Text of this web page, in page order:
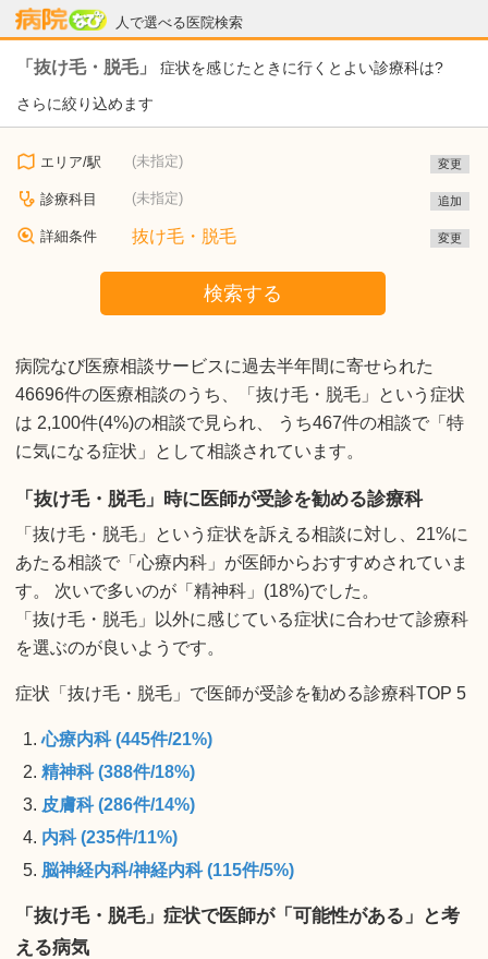
人で選べる医院検索
病院なび
「抜け毛・脱毛」 症状を感じたときに行くとよい診療科は?
さらに絞り込めます
エリア/駅 (未指定) 変更
診療科目 (未指定) 追加
詳細条件 抜け毛・脱毛 変更
検索する
病院なび医療相談サービスに過去半年間に寄せられた
46696件の医療相談のうち、「抜け毛・脱毛」という症状
は 2,100件(4%)の相談で見られ、 うち467件の相談で「特
に気になる症状」として相談されています。
「抜け毛・脱毛」時に医師が受診を勧める診療科
「抜け毛・脱毛」という症状を訴える相談に対し、21%に
あたる相談で「心療内科」が医師からおすすめされていま
す。 次いで多いのが「精神科」(18%)でした。
「抜け毛・脱毛」以外に感じている症状に合わせて診療科
を選ぶのが良いようです。
症状「抜け毛・脱毛」で医師が受診を勧める診療科TOP 5
心療内科 (445件/21%)
精神科 (388件/18%)
皮膚科 (286件/14%)
内科 (235件/11%)
脳神経内科/神経内科 (115件/5%)
「抜け毛・脱毛」症状で医師が「可能性がある」と考
える病気